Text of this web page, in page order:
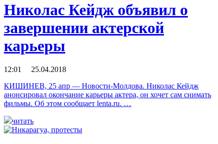
Николас Кейдж объявил о
завершении актерской
карьеры
12:01 25.04.2018
КИШИНЕВ, 25 апр — Новости-Молдова. Николас Кейдж
анонсировал окончание карьеры актера, он хочет сам снимать
фильмы. Об этом сообщает lenta.ru. …
читать